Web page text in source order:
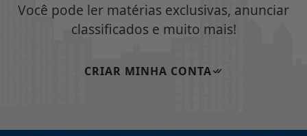
Você pode ler matérias exclusivas, anunciar
classificados e muito mais!
CRIAR MINHA CONTA